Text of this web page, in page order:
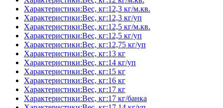
Характеристики:Вес, кг:12,3 кг/м.кв.
Характеристики:Вес, кг:12,3 кг/уп
Характеристики:Вес, кг:12,5 кг/м.кв.
Характеристики:Вес, кг:12,5 кг/уп
Характеристики:Вес, кг:12,75 кг/уп
Характеристики:Вес, кг:13 кг
Характеристики:Вес, кг:14 кг/уп
Характеристики:Вес, кг:15 кг
Характеристики:Вес, кг:16 кг
Характеристики:Вес, кг:17 кг
Характеристики:Вес, кг:17 кг/банка